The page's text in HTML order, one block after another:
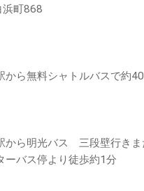
浜町868
から無料シャトルバスで約
から明光バス 三段壁行きま
ーバス停より徒歩約1分